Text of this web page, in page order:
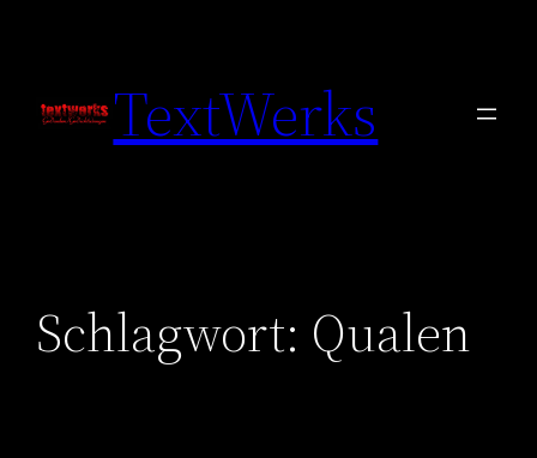
TextWerks
Schlagwort: Qualen